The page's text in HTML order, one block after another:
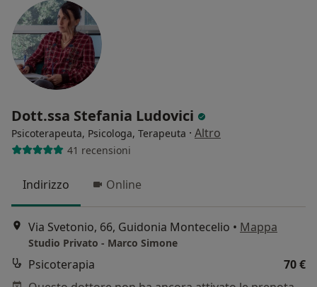
Dott.ssa Stefania Ludovici
Psicoterapeuta, Psicologa, Terapeuta · Altro
41 recensioni
Indirizzo Online
Via Svetonio, 66, Guidonia Montecelio • Mappa
Studio Privato - Marco Simone
Psicoterapia
70 €